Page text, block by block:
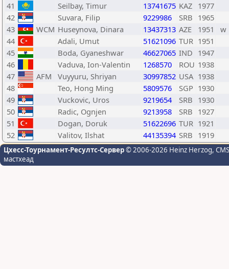
41
Seilbay, Timur 13741675 KAZ 1977
42
Suvara, Filip 9229986 SRB 1965
43
WCM Huseynova, Dinara 13437313 AZE 1951
w
44
Adali, Umut 51621096 TUR 1951
45
Boda, Gyaneshwar 46627065 IND 1947
46
Vaduva, Ion-Valentin 1268570 ROU 1938
47
AFM Vuyyuru, Shriyan 30997852 USA 1938
48
Teo, Hong Ming 5809576 SGP 1930
49
Vuckovic, Uros 9219654 SRB 1930
50
Radic, Ognjen 9213958 SRB 1927
51
Dogan, Doruk 51622696 TUR 1921
52
Valitov, Ilshat 44135394 SRB 1919
Цхесс-Тоурнамент-Ресултс-Сервер© 2006-2026 Heinz Herzog,
мастхеад